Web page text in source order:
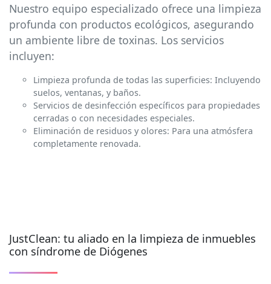
Nuestro equipo especializado ofrece una limpieza
profunda con productos ecológicos, asegurando
un ambiente libre de toxinas. Los servicios
incluyen:
Limpieza profunda de todas las superficies: Incluyendo
suelos, ventanas, y baños.
Servicios de desinfección específicos para propiedades
cerradas o con necesidades especiales.
Eliminación de residuos y olores: Para una atmósfera
completamente renovada.
JustClean: tu aliado en la limpieza de inmuebles
con síndrome de Diógenes